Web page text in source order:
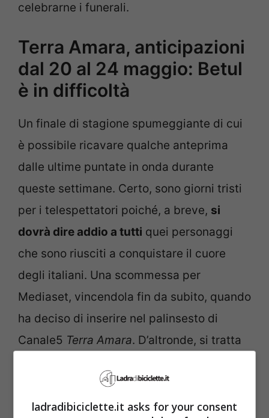
celebrarne i funerali.
Terra Amara, anticipazioni
dal 20 al 24 maggio: Betul
è in difficoltà
Un finale di stagione spumeggiante di cui
è possibile ricavare qualche anteprima
dalle ultime puntate in onda durante
queste settimane. Certo, sono giorni tristi
per i telespettatori poiché, a breve, si
dovrà dire addio a tutti quei personaggi
che sono riusciti a conquistare il cuore
degli italiani. Una scommessa per
Mediaset, vincendola fin da subito, quando
ha deciso di inserire nel palinsesto di
Canale5 Terra Amara. D’altronde, si tratta
elementi caratterizzanti di un simile
prodotto.
ladradibiciclette.it asks for your consent